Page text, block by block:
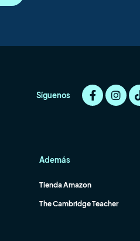
Síguenos
Además
Tienda Amazon
The Cambridge Teacher